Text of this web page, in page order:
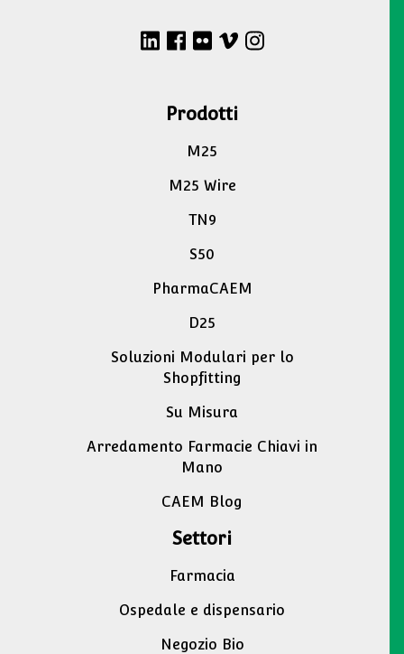
Prodotti
M25
M25 Wire
TN9
S50
PharmaCAEM
D25
Soluzioni Modulari per lo
Shopfitting
Su Misura
Arredamento Farmacie Chiavi in
Mano
CAEM Blog
Settori
Farmacia
Ospedale e dispensario
Negozio Bio